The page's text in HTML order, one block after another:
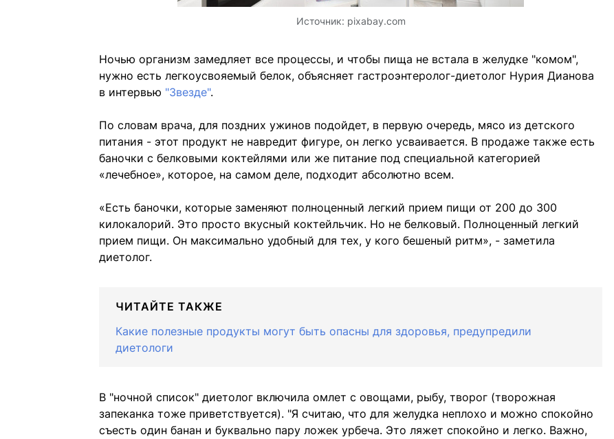
Источник: pixabay.com
Ночью организм замедляет все процессы, и чтобы пища не встала в желудке "комом",
нужно есть легкоусвояемый белок, объясняет гастроэнтеролог-диетолог Нурия Дианова
в интервью "Звезде".
По словам врача, для поздних ужинов подойдет, в первую очередь, мясо из детского
питания - этот продукт не навредит фигуре, он легко усваивается. В продаже также есть
баночки с белковыми коктейлями или же питание под специальной категорией
«лечебное», которое, на самом деле, подходит абсолютно всем.
«Есть баночки, которые заменяют полноценный легкий прием пищи от 200 до 300
килокалорий. Это просто вкусный коктейльчик. Но не белковый. Полноценный легкий
прием пищи. Он максимально удобный для тех, у кого бешеный ритм», - заметила
диетолог.
ЧИТАЙТЕ ТАКЖЕ
Какие полезные продукты могут быть опасны для здоровья, предупредили
диетологи
В "ночной список" диетолог включила омлет с овощами, рыбу, творог (творожная
запеканка тоже приветствуется). "Я считаю, что для желудка неплохо и можно спокойно
съесть один банан и буквально пару ложек урбеча. Это ляжет спокойно и легко. Важно,